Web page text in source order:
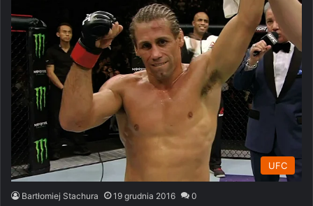
UFC
Bartłomiej Stachura 19 grudnia 2016 0